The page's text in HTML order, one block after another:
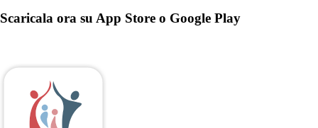
Scaricala ora su App Store o Google Play